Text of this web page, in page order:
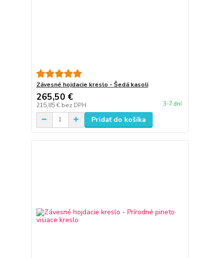
Závesné hojdacie kreslo - Šedá kasoli
265,50 €
215,85 € bez DPH 3-7 dní
Pridať do košíka